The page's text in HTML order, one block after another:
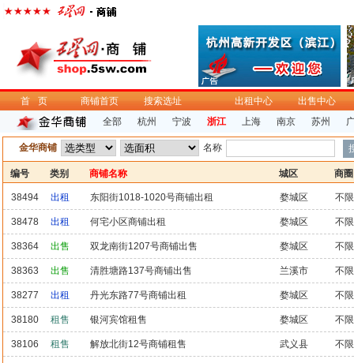
首页 商铺首页 搜索选址 出租中心
出售中心
全部
杭州 宁波 浙江 上海 南京 苏州
金华商铺 名称
编号 类别 商铺名称 城区 商圈
38494 出租 东阳街1018-1020号商铺出租 婺城区 不限
38478 出租 何宅小区商铺出租 婺城区 不限
38364 出售 双龙南街1207号商铺出售 婺城区 不限
38363 出售 清胜塘路137号商铺出售 兰溪市 不限
38277 出租 丹光东路77号商铺出租 婺城区 不限
38180 租售 银河宾馆租售 婺城区 不限
38106 租售 解放北街12号商铺租售 武义县 不限